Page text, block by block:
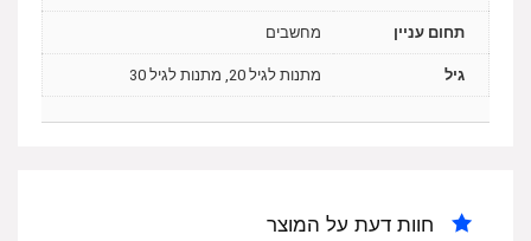
תחום עניין מחשבים
גיל מתנות לגיל 20, מתנות לגיל 30
חוות דעת על המוצר